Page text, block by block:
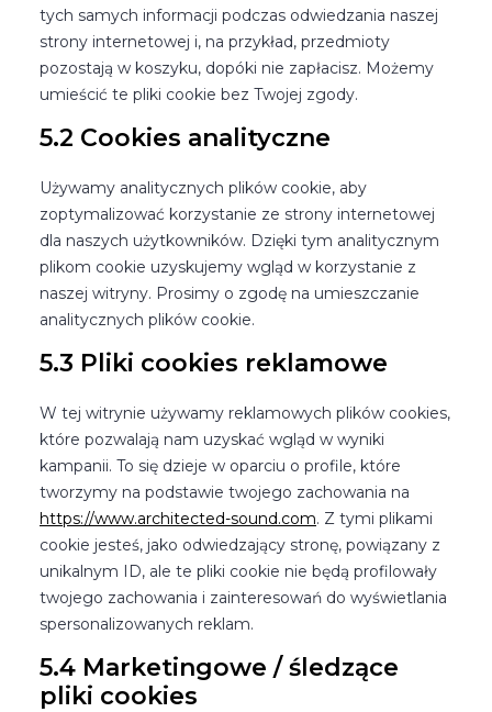
tych samych informacji podczas odwiedzania naszej
strony internetowej i, na przykład, przedmioty
pozostają w koszyku, dopóki nie zapłacisz. Możemy
umieścić te pliki cookie bez Twojej zgody.
5.2 Cookies analityczne
Używamy analitycznych plików cookie, aby
zoptymalizować korzystanie ze strony internetowej
dla naszych użytkowników. Dzięki tym analitycznym
plikom cookie uzyskujemy wgląd w korzystanie z
naszej witryny. Prosimy o zgodę na umieszczanie
analitycznych plików cookie.
5.3 Pliki cookies reklamowe
W tej witrynie używamy reklamowych plików cookies,
które pozwalają nam uzyskać wgląd w wyniki
kampanii. To się dzieje w oparciu o profile, które
tworzymy na podstawie twojego zachowania na
https://www.architected-sound.com. Z tymi plikami
cookie jesteś, jako odwiedzający stronę, powiązany z
unikalnym ID, ale te pliki cookie nie będą profilowały
twojego zachowania i zainteresowań do wyświetlania
spersonalizowanych reklam.
5.4 Marketingowe / śledzące
pliki cookies